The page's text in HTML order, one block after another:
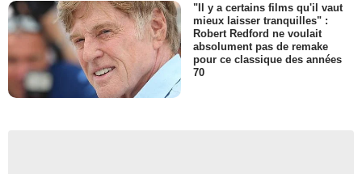
"Il y a certains films qu'il vaut
mieux laisser tranquilles" :
Robert Redford ne voulait
absolument pas de remake
pour ce classique des années
70